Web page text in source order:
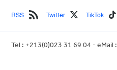
TikTok
Twitter
RSS
Tel : +213(0)023 31 69 04 - eMail :